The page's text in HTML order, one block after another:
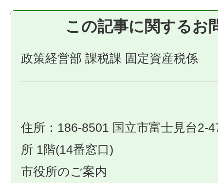
この記事に関するお
政策経営部 課税課 固定資産税係
住所：186-8501 国立市富士見台2-
所 1階(14番窓口)
市役所のご案内